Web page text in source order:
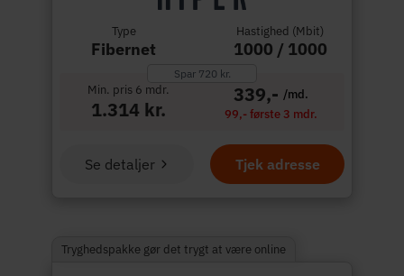
Type
Fibernet
Hastighed (Mbit)
1000 / 1000
Spar 720 kr.
Min. pris 6 mdr.
1.314 kr.
339,- /md.
99,- første 3 mdr.
Tjek adresse
Se detaljer
Tryghedspakke gør det trygt at være online